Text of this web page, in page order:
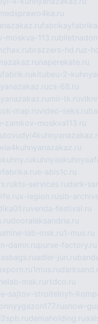
medsprawo4ka.ru
moskva-113.ru
brazzers-hd.ruz-
naperekate.ru
kitubeu-2-
cs-68.ru
mir-tk.ru
map.ruvideo-seks.ru
zamkov-moskva113.ru
e-abis1c.ru
kts-services.rudark-
x-legion.rusib-
venda-festival.ru
dooraleksandria.ru
mine-lab-msk.ru1-mus.ru
damn.rupurse-factory.ru
adler-jun.ru
1mus.ru
msk.ru rtdco.ru
sajtov-stroitelnyh-
snow-
demaholding.ru